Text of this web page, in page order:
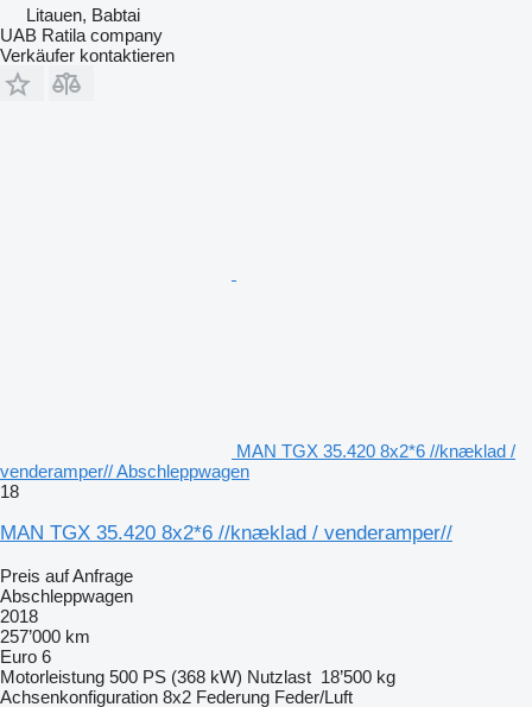
Litauen, Babtai
UAB Ratila company
Verkäufer kontaktieren
MAN TGX 35.420 8x2*6 //knæklad /
venderamper// Abschleppwagen
18
MAN TGX 35.420 8x2*6 //knæklad / venderamper//
Preis auf Anfrage
Abschleppwagen
2018
257’000 km
Euro 6
Motorleistung 500 PS (368 kW) Nutzlast 18’500 kg
Achsenkonfiguration 8x2 Federung Feder/Luft